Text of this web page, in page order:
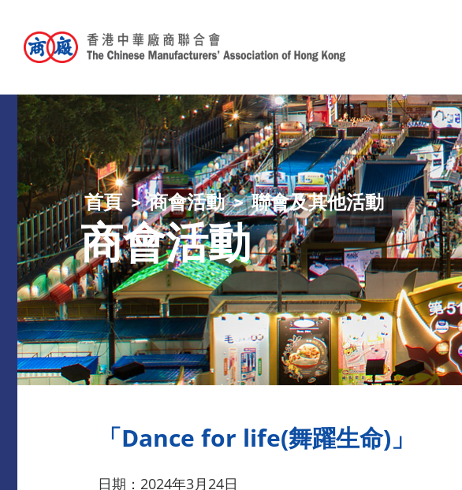
首頁 商會活動 聯會及其他活動
商會活動
「Dance for life(舞躍生命)」
日期：2024年3月24日